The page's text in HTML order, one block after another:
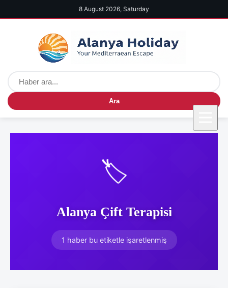
8 August 2026, Saturday
Ara
🏷️
Alanya Çift Terapisi
1 haber bu etiketle işaretlenmiş